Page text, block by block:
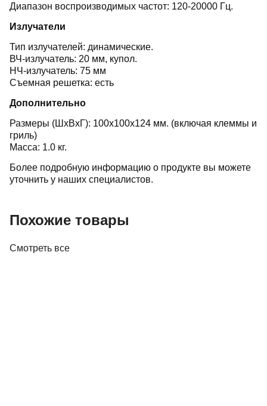
Диапазон воспроизводимых частот: 120-20000 Гц.
Излучатели
Тип излучателей: динамические.
ВЧ-излучатель: 20 мм, купол.
НЧ-излучатель: 75 мм
Съемная решетка: есть
Дополнительно
Размеры (ШхВхГ): 100x100x124 мм. (включая клеммы и
гриль)
Масса: 1.0 кг.
Более подробную информацию о продукте вы можете
уточнить у наших специалистов.
Похожие товары
Смотреть все